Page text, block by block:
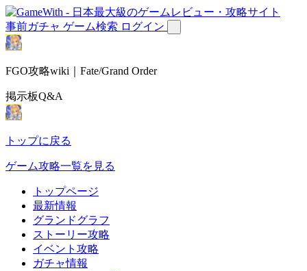
事前ガチャ ゲーム検索 ログイン
FGO攻略wiki｜Fate/Grand Order
掲示板Q&A
トップに戻る
ゲーム攻略一覧を見る
トップページ
最新情報
グランドグラフ
ストーリー攻略
イベント攻略
ガチャ情報